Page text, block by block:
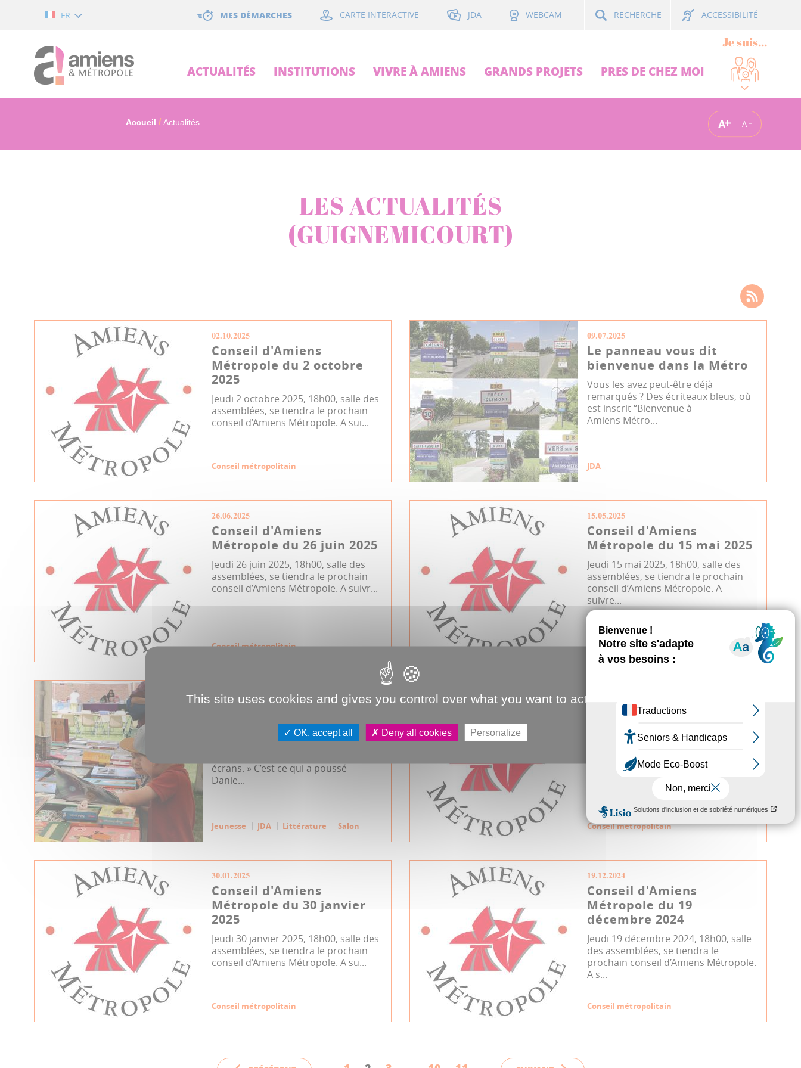
FR MES DÉMARCHES CARTE INTERACTIVE JDA WEBCAM RECHERCHE ACCESSIBILITÉ
ACTUALITÉS INSTITUTIONS VIVRE À AMIENS GRANDS PROJETS PRES DE CHEZ MOI
Je suis...
Accueil Actualités A A
LES ACTUALITÉS
(GUIGNEMICOURT)
02.10.2025
Conseil d'Amiens
Métropole du 2 octobre
2025
Jeudi 2 octobre 2025, 18h00, salle des
assemblées, se tiendra le prochain
conseil d’Amiens Métropole. A sui...
Conseil métropolitain
09.07.2025
Le panneau vous dit
bienvenue dans la Métro
Vous les avez peut-être déjà
remarqués ? Des écriteaux bleus, où
est inscrit “Bienvenue à
Amiens Métro...
JDA
26.06.2025
Conseil d'Amiens
Métropole du 26 juin 2025
Jeudi 26 juin 2025, 18h00, salle des
assemblées, se tiendra le prochain
conseil d’Amiens Métropole. A suivr...
Conseil métropolitain
15.05.2025
Conseil d'Amiens
Métropole du 15 mai 2025
Jeudi 15 mai 2025, 18h00, salle des
assemblées, se tiendra le prochain
conseil d’Amiens Métropole. A
suivre...
Conseil métropolitain
14.05.2025
Guignemicourt, Chapitre
« Faire lire les enfants qui passent
écrans. » C’est ce qui a poussé
Danie...
Jeunesse JDA Littérature Salon
Conseil d'Amiens
Jeudi 27 mars 2025, 18h00, salle des
assemblées, se tiendra le prochain
conseil d’Amiens Métropole. A suivr...
Conseil métropolitain
30.01.2025
Conseil d'Amiens
Métropole du 30 janvier
2025
Jeudi 30 janvier 2025, 18h00, salle des
assemblées, se tiendra le prochain
conseil d’Amiens Métropole. A su...
Conseil métropolitain
19.12.2024
Conseil d'Amiens
Métropole du 19
décembre 2024
Jeudi 19 décembre 2024, 18h00, salle
des assemblées, se tiendra le
prochain conseil d’Amiens Métropole.
A s...
Conseil métropolitain
This site uses cookies and gives you control over what you want to activate
OK, accept all Deny all cookies Personalize